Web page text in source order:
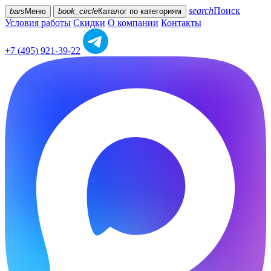
bars Меню book_circleКаталог по категориям searchПоиск
Условия работы Скидки О компании Контакты
+7 (495) 921-39-22